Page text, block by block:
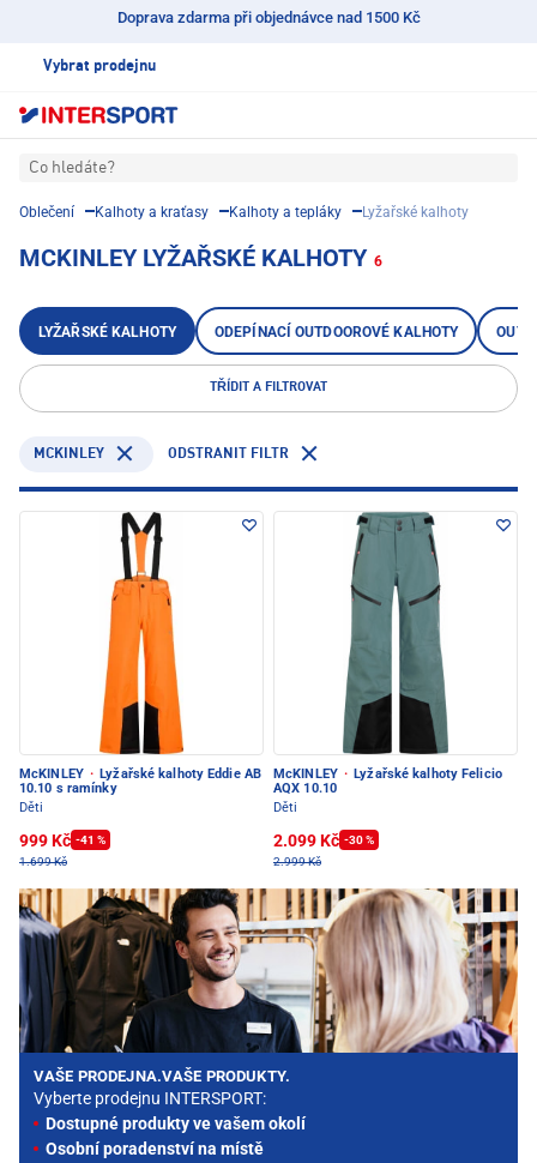
Doprava zdarma při objednávce nad 1500 Kč
Vybrat prodejnu
Co hledáte?
Oblečení Kalhoty a kraťasy Kalhoty a tepláky Lyžařské kalhoty
MCKINLEY LYŽAŘSKÉ KALHOTY 6
LYŽAŘSKÉ KALHOTY ODEPÍNACÍ OUTDOOROVÉ KALHOTY
TŘÍDIT A FILTROVAT
MCKINLEY ODSTRANIT FILTR
McKINLEY · Lyžařské kalhoty Eddie AB
10.10 s ramínky
Děti
999 Kč -41 %
1.699 Kč
McKINLEY · Lyžařské kalhoty Felicio
AQX 10.10
Děti
2.099 Kč -30 %
2.999 Kč
VAŠE PRODEJNA.VAŠE PRODUKTY.
Vyberte prodejnu INTERSPORT:
Dostupné produkty ve vašem okolí
Osobní poradenství na místě